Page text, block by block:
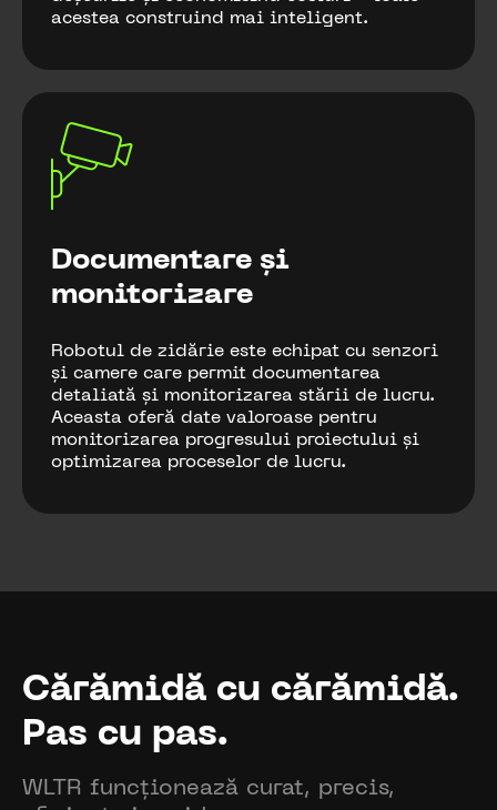
acestea construind mai inteligent.
Documentare și
monitorizare
Robotul de zidărie este echipat cu senzori
și camere care permit documentarea
detaliată și monitorizarea stării de lucru.
Aceasta oferă date valoroase pentru
monitorizarea progresului proiectului și
optimizarea proceselor de lucru.
Cărămidă cu cărămidă.
Pas cu pas.
WLTR funcționează curat, precis,